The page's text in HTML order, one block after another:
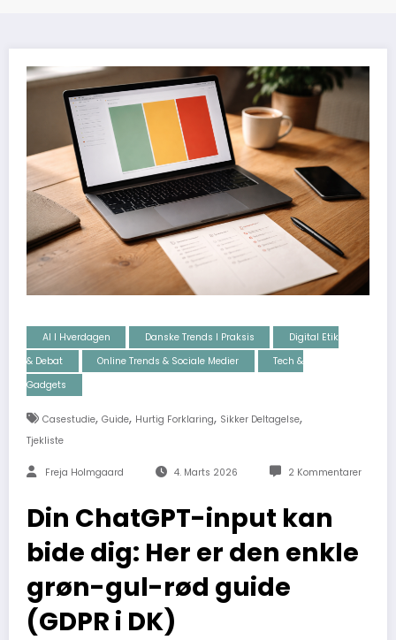
AI I Hverdagen Danske Trends I Praksis
Digital Etik
& Debat
Online Trends & Sociale Medier
Tech &
Gadgets
Casestudie, Guide, Hurtig Forklaring, Sikker Deltagelse,
Tjekliste
Freja Holmgaard 4. Marts 2026 2 Kommentarer
Din ChatGPT-input kan
bide dig: Her er den enkle
grøn-gul-rød guide
(GDPR i DK)